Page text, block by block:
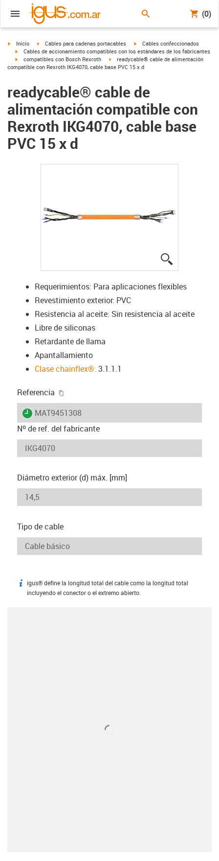
(0)
igus-icon-arrow-right
Inicio igus-icon-arrow-right
Cables para cadenas portacables igus-icon-arrow-right
Cables confeccionados
igus-icon-arrow-right
Cables de accionamiento compatibles con los estándares de los fabricantes
igus-icon-arrow-right
compatibles con Bosch Rexroth igus-icon-arrow-right
readycable® cable de alimentación
compatible con Rexroth IKG4070, cable base PVC 15 x d
readycable® cable de
alimentación compatible con
Rexroth IKG4070, cable base
PVC 15 x d
Requerimientos: Para aplicaciones flexibles
Revestimiento exterior: PVC
Resistencia al aceite: Sin resistencia al aceite
Libre de siliconas
Retardante de llama
Apantallamiento
Clase chainflex®: 3.1.1.1
Referencia
igus-icon-lieferzeit
MAT9451308
Nº de ref. del fabricante
Diámetro exterior (d) máx. [mm]
Tipo de cable
igus-icon-info
igus® define la longitud total del cable como la longitud total
incluyendo el conector o el extremo abierto.